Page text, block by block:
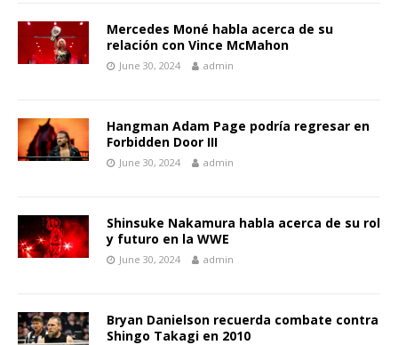
Mercedes Moné habla acerca de su
relación con Vince McMahon
June 30, 2024 admin
Hangman Adam Page podría regresar en
Forbidden Door III
June 30, 2024 admin
Shinsuke Nakamura habla acerca de su rol
y futuro en la WWE
June 30, 2024 admin
Bryan Danielson recuerda combate contra
Shingo Takagi en 2010